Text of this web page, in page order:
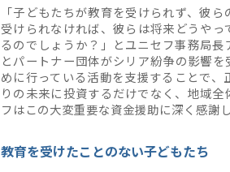
「子どもたちが教育を受けられず、彼
受けられなければ、彼らは将来どうや
るのでしょうか？」とユニセフ事務局
とパートナー団体がシリア紛争の影響
めに行っている活動を支援することで
りの未来に投資するだけでなく、地域
フはこの大変重要な資金援助に深く感謝
教育を受けたことのない子どもたち